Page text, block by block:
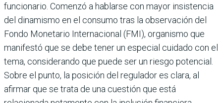
funcionario. Comenzó a hablarse con mayor insistencia
del dinamismo en el consumo tras la observación del
Fondo Monetario Inter­nacional (FMI), organismo que
manifestó que se debe tener un especial cuidado con el
tema, considerando que puede ser un riesgo potencial.
Sobre el punto, la posición del regulador es clara, al
afirmar que se trata de una cuestión que está